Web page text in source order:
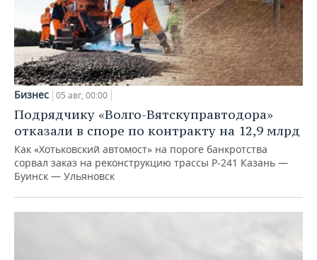
Бизнес 05 авг, 00:00
Подрядчику «Волго-Вятскуправтодора»
отказали в споре по контракту на 12,9 млрд
Как «Хотьковский автомост» на пороге банкротства
сорвал заказ на реконструкцию трассы Р‑241 Казань —
Буинск — Ульяновск